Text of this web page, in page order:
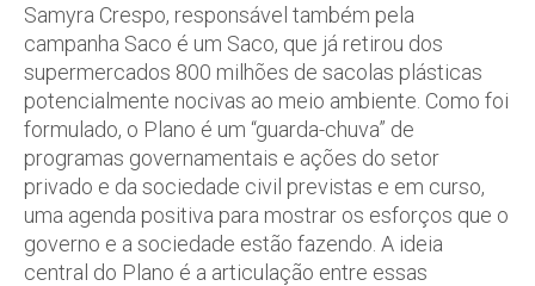
Samyra Crespo, responsável também pela
campanha Saco é um Saco, que já retirou dos
supermercados 800 milhões de sacolas plásticas
potencialmente nocivas ao meio ambiente. Como foi
formulado, o Plano é um “guarda-chuva” de
programas governamentais e ações do setor
privado e da sociedade civil previstas e em curso,
uma agenda positiva para mostrar os esforços que o
governo e a sociedade estão fazendo. A ideia
central do Plano é a articulação entre essas